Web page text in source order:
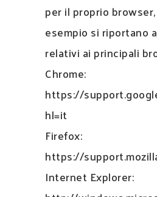
per il proprio
esempio si riportano
relativi ai principali
Chrome:
https://
hl=it
Firefox:
https://
Internet Explorer: